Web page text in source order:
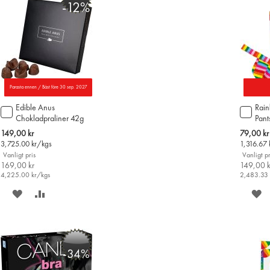
Parasta ennen / Bäst före 30 sep. 2027
-12%
Edible Anus
Chokladpraliner 42g
Special
Price
149,00 kr
3,725.00 kr/kgs
Vanligt pris
169,00 kr
4,225.00 kr/kgs
Lägg
till
i
varukorgen
SPARA
ÖNSKELISTAN
JÄMFÖR
Special
Price
79,00 kr
1,316.67
Vanligt
149,00
2,483.33
Lägg
till
i
-34%